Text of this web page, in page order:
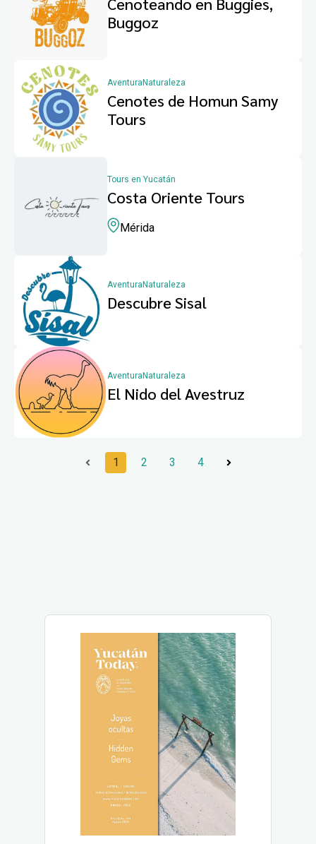
Buggoz
Aventura Naturaleza
Cenotes de Homun Samy
Tours
Tours en Yucatán
Costa Oriente Tours
Mérida
Aventura Naturaleza
Descubre Sisal
Aventura Naturaleza
El Nido del Avestruz
1 2 3 4